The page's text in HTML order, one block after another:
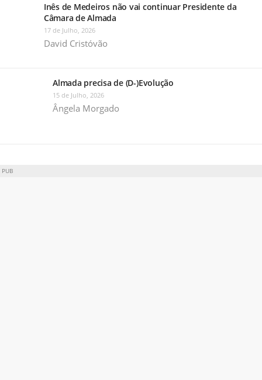
Inês de Medeiros não vai continuar Presidente da
Câmara de Almada
17 de Julho, 2026
David Cristóvão
Almada precisa de (D-)Evolução
15 de Julho, 2026
Ângela Morgado
PUB